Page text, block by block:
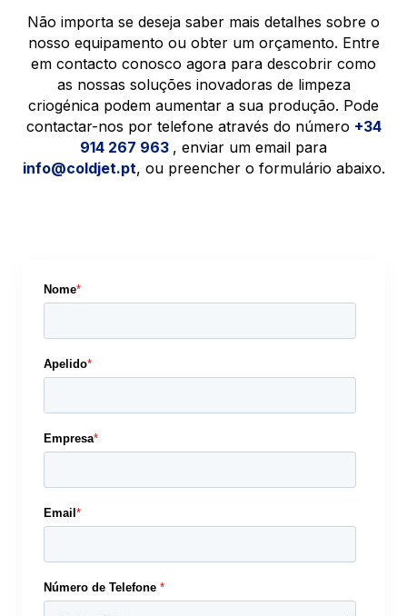
Não importa se deseja saber mais detalhes sobre o
nosso equipamento ou obter um orçamento. Entre
em contacto conosco agora para descobrir como
as nossas soluções inovadoras de limpeza
criogénica podem aumentar a sua produção. Pode
contactar-nos por telefone através do número +34
914 267 963 , enviar um email para
info@coldjet.pt, ou preencher o formulário abaixo.